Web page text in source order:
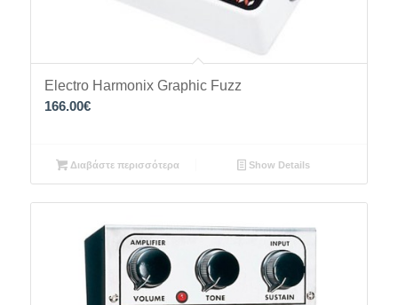
Electro Harmonix Graphic Fuzz
166.00€
Διαβάστε περισσότερα Show Details